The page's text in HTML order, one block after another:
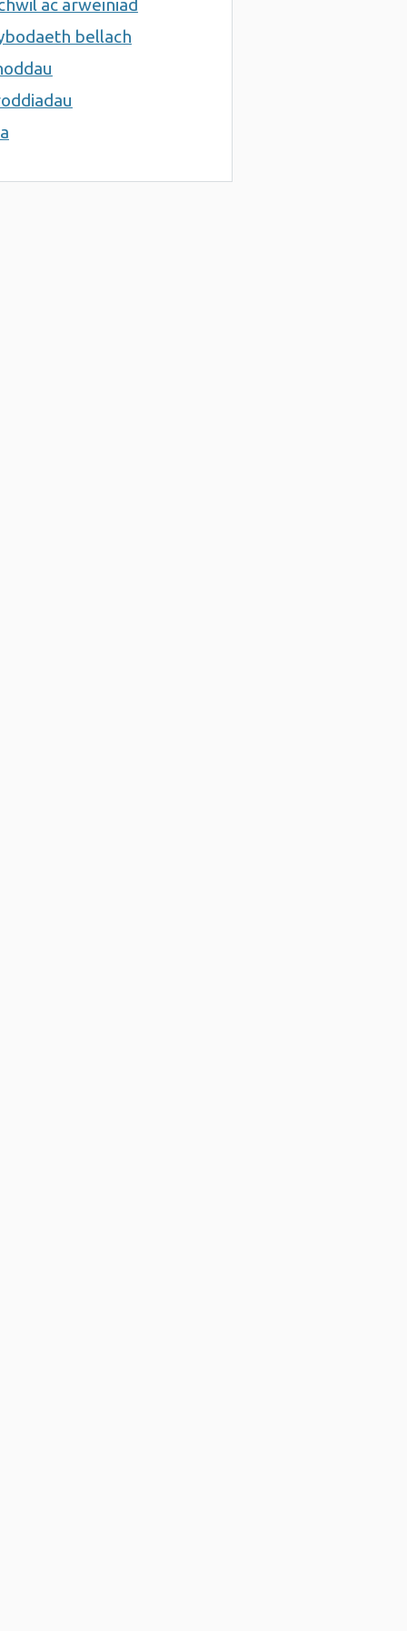
ac arweiniad
bellach